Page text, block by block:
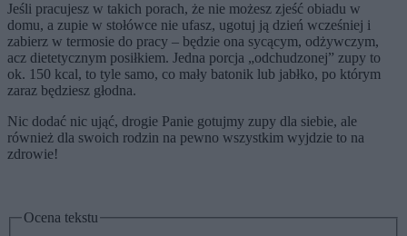
Jeśli pracujesz w takich porach, że nie możesz zjeść obiadu w
domu, a zupie w stołówce nie ufasz, ugotuj ją dzień wcześniej i
zabierz w termosie do pracy – będzie ona sycącym, odżywczym,
acz dietetycznym posiłkiem. Jedna porcja „odchudzonej” zupy to
ok. 150 kcal, to tyle samo, co mały batonik lub jabłko, po którym
zaraz będziesz głodna.
Nic dodać nic ująć, drogie Panie gotujmy zupy dla siebie, ale
również dla swoich rodzin na pewno wszystkim wyjdzie to na
zdrowie!
Ocena tekstu